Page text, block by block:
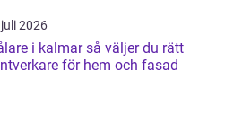
2026
i kalmar så väljer du rätt
för hem och fasad